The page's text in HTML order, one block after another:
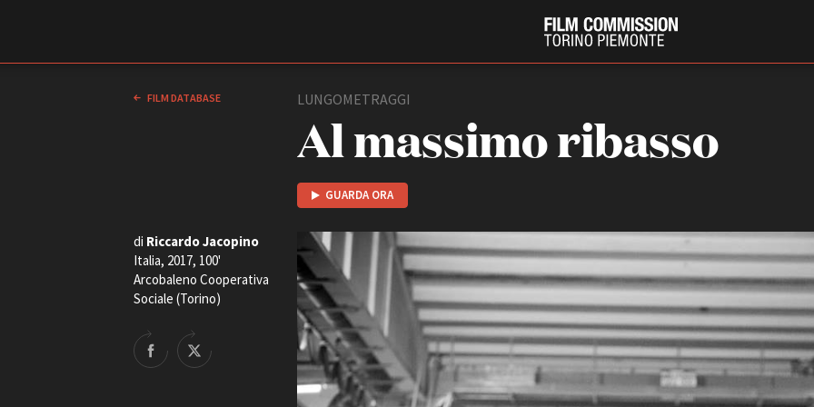
Chi siamo
Storia della Fondazione
PRODUCTION GUIDE
Società di produzione
Strutture di servizio
Professionisti
Attrici-Attori
Beginners
Festival
FILM DATABASE LUNGOMETRAGGI
Al massimo ribasso
GUARDA ORA
di Riccardo Jacopino
Italia, 2017, 100'
Arcobaleno Cooperativa
Sociale (Torino)